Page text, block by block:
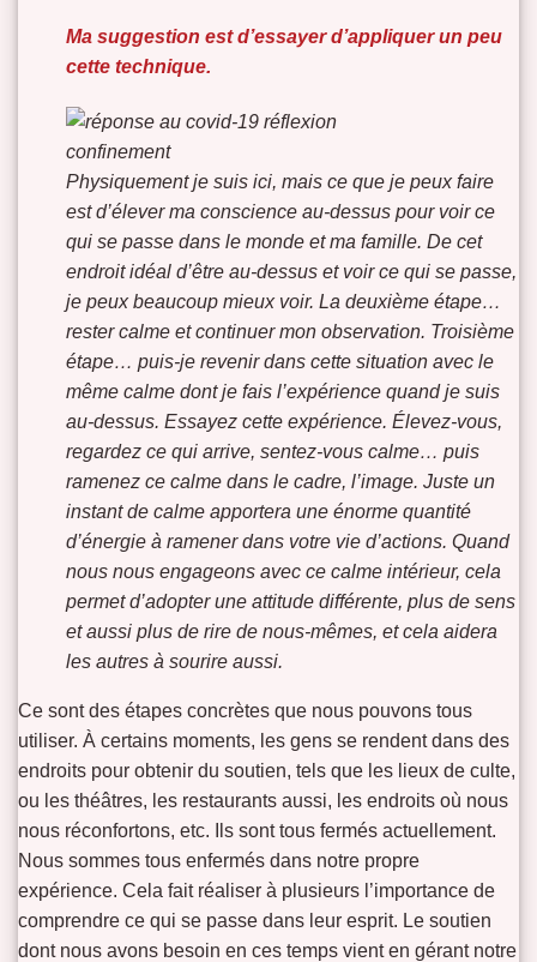
Ma suggestion est d’essayer d’appliquer un peu
cette technique.
Physiquement je suis ici, mais ce que je peux faire
est d’élever ma conscience au-dessus pour voir ce
qui se passe dans le monde et ma famille. De cet
endroit idéal d’être au-dessus et voir ce qui se passe,
je peux beaucoup mieux voir. La deuxième étape…
rester calme et continuer mon observation. Troisième
étape… puis-je revenir dans cette situation avec le
même calme dont je fais l’expérience quand je suis
au-dessus. Essayez cette expérience. Élevez-vous,
regardez ce qui arrive, sentez-vous calme… puis
ramenez ce calme dans le cadre, l’image. Juste un
instant de calme apportera une énorme quantité
d’énergie à ramener dans votre vie d’actions. Quand
nous nous engageons avec ce calme intérieur, cela
permet d’adopter une attitude différente, plus de sens
et aussi plus de rire de nous-mêmes, et cela aidera
les autres à sourire aussi.
Ce sont des étapes concrètes que nous pouvons tous
utiliser. À certains moments, les gens se rendent dans des
endroits pour obtenir du soutien, tels que les lieux de culte,
ou les théâtres, les restaurants aussi, les endroits où nous
nous réconfortons, etc. Ils sont tous fermés actuellement.
Nous sommes tous enfermés dans notre propre
expérience. Cela fait réaliser à plusieurs l’importance de
comprendre ce qui se passe dans leur esprit. Le soutien
dont nous avons besoin en ces temps vient en gérant notre